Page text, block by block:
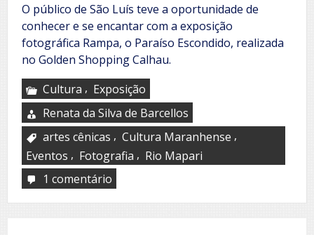
O público de São Luís teve a oportunidade de
conhecer e se encantar com a exposição
fotográfica Rampa, o Paraíso Escondido, realizada
no Golden Shopping Calhau.
Cultura , Exposição
Renata da Silva de Barcellos
artes cênicas , Cultura Maranhense ,
Eventos , Fotografia , Rio Mapari
1 comentário
o